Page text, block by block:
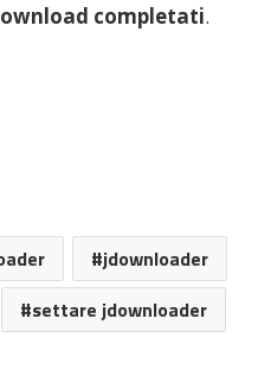
completati.
jdownloader
settare jdownloader